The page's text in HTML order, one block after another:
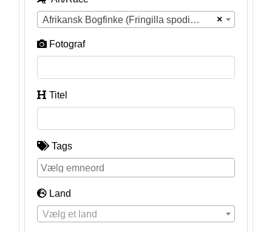
×
Afrikansk Bogfinke (Fringilla spodiogenys)
Fotograf
Titel
Tags
Land
Vælg et land